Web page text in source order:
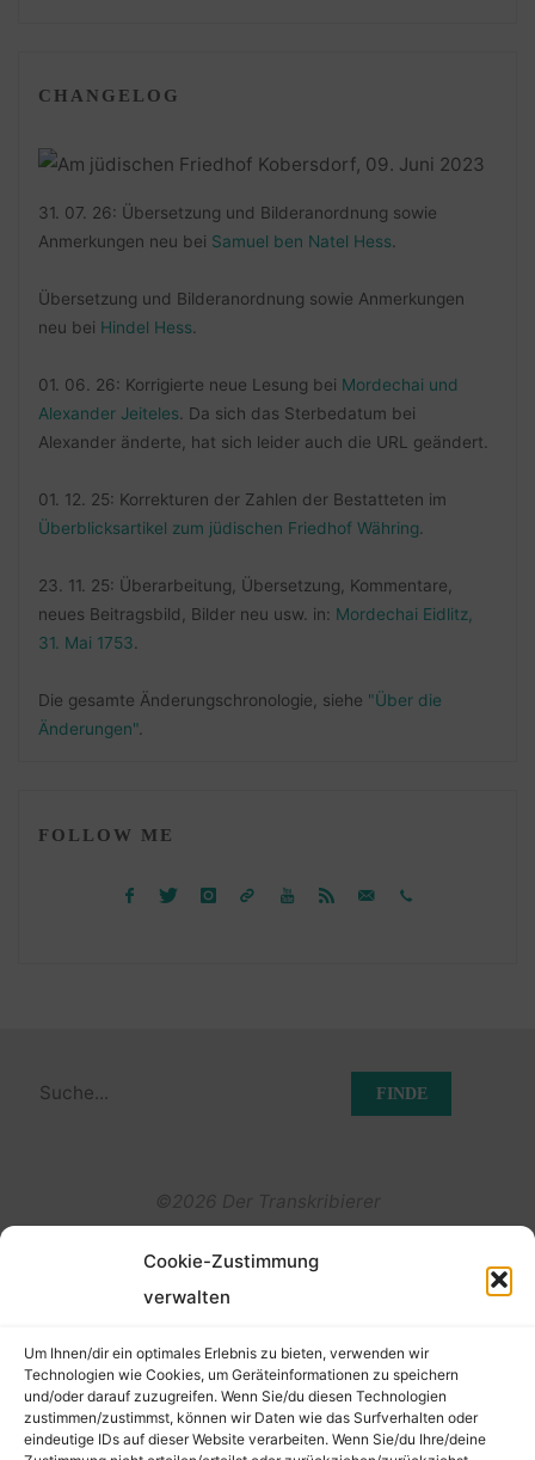
Cookie-Zustimmung
verwalten
Um Ihnen/dir ein optimales Erlebnis zu bieten, verwenden wir
Technologien wie Cookies, um Geräteinformationen zu speichern
und/oder darauf zuzugreifen. Wenn Sie/du diesen Technologien
zustimmen/zustimmst, können wir Daten wie das Surfverhalten oder
eindeutige IDs auf dieser Website verarbeiten. Wenn Sie/du Ihre/deine
CHANGELOG
31. 07. 26: Übersetzung und Bilderanordnung sowie
Anmerkungen neu bei Samuel ben Natel Hess
Übersetzung und Bilderanordnung sowie Anmerkungen
neu bei Hindel Hess
01. 06. 26: Korrigierte neue Lesung bei Mordechai und
Alexander Jeiteles . Da sich das Sterbedatum bei
Alexander änderte, hat sich leider auch die URL geändert.
01. 12. 25: Korrekturen der Zahlen der Bestatteten im
Überblicksartikel zum jüdischen Friedhof Währing
23. 11. 25: Überarbeitung, Übersetzung, Kommentare,
neues Beitragsbild, Bilder neu usw. in: Mordechai Eidlitz,
31. Mai 1753
Die gesamte Änderungschronologie, siehe "Über die
Änderungen".
FOLLOW ME
Suchen
©2026 Der Transkribierer
Datenschutz
Cookie-Richtlinie (EU)
to
Top